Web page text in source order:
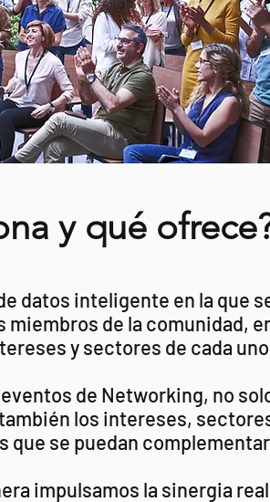
y qué
datos inteligente en la que
miembros de la comunidad,
y sectores de cada
de Networking, no
los intereses,
que se puedan
impulsamos la sinergia